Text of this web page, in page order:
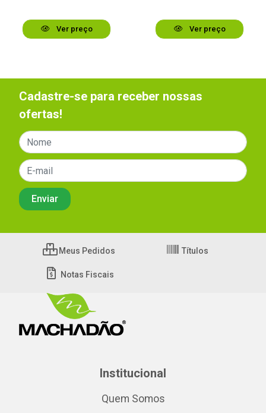
Ver preço Ver preço
Cadastre-se para receber nossas
ofertas!
Meus Pedidos Títulos
Notas Fiscais
Institucional
Quem Somos